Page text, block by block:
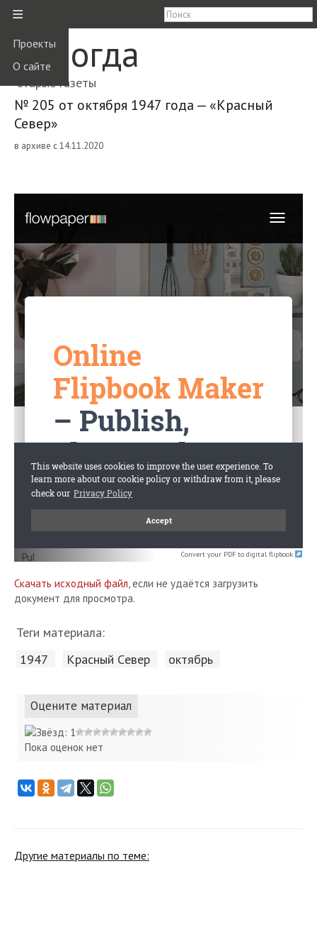
≡
Проекты
О сайте
Вологда
старые газеты
№ 205 от октября 1947 года — «Красный
Север»
в архиве с 14.11.2020
Convert your PDF to digital flipbook
Скачать исходный файл, если не удаётся загрузить
документ для просмотра.
Теги материала:
1947 Красный Cевер октябрь
Оцените материал
Пока оценок нет
Другие материалы по теме: